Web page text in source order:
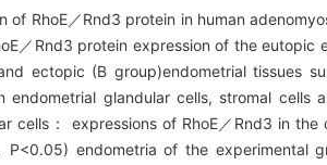
RhoE／Rnd3 protein in human
／Rnd3 protein expression of the
ectopic (B group)endometrial tissues
glandular cells, stromal cells
： expressions of RhoE／Rnd3 in
endometria of the experimental